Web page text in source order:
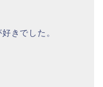
きでした。